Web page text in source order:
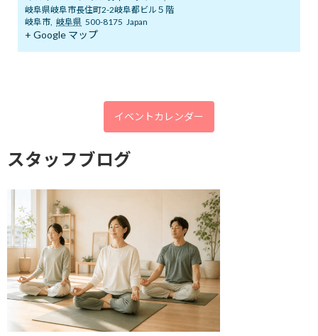
アーカイブ
2026年8月
2026年3月
2026年1月
2025年12月
2025年11月
2025年10月
2025年9月
岐阜県岐阜市長住町2-2岐阜都ビル５階
岐阜市, 岐阜県 500-8175 Japan
+ Google マップ
イベントカレンダー
スタッフブログ